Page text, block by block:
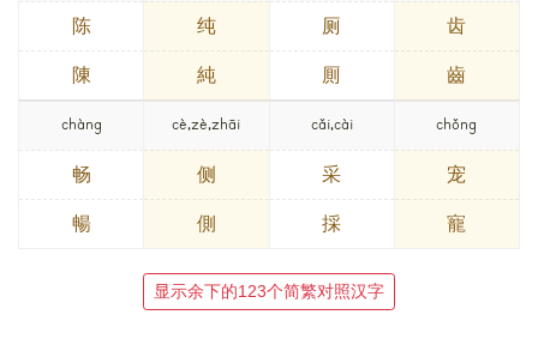
陈
陳
纯
純
厕
厠
齿
齒
chàng
畅
暢
cè,zè,zhāi
侧
側
cǎi,cài
采
採
chǒng
宠
寵
显示余下的123个简繁对照汉字